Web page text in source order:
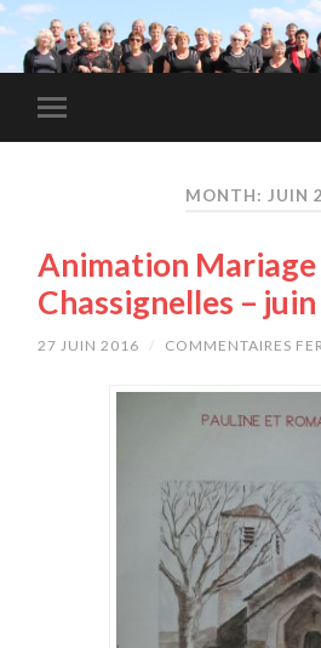
MONTH: JUIN
Animation Mariage
Chassignelles –
27 JUIN 2016 / COMMENTAIRES